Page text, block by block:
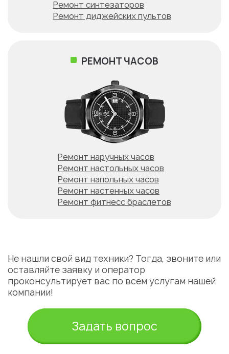
Ремонт синтезаторов
Ремонт диджейских пультов
РЕМОНТ ЧАСОВ
Ремонт наручных часов
Ремонт настольных часов
Ремонт напольных часов
Ремонт настенных часов
Ремонт фитнесс браслетов
Не нашли свой вид техники? Тогда, звоните или
оставляйте заявку и оператор
проконсультирует вас по всем услугам нашей
компании!
Задать вопрос